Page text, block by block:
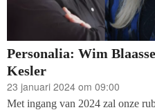
Personalia: Wim
Kesler
23 januari 2024 om 09:00
Met ingang van 2024 zal onze